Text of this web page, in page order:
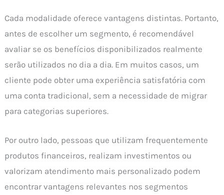
Cada modalidade oferece vantagens distintas. Portanto,
antes de escolher um segmento, é recomendável
avaliar se os benefícios disponibilizados realmente
serão utilizados no dia a dia. Em muitos casos, um
cliente pode obter uma experiência satisfatória com
uma conta tradicional, sem a necessidade de migrar
para categorias superiores.
Por outro lado, pessoas que utilizam frequentemente
produtos financeiros, realizam investimentos ou
valorizam atendimento mais personalizado podem
encontrar vantagens relevantes nos segmentos